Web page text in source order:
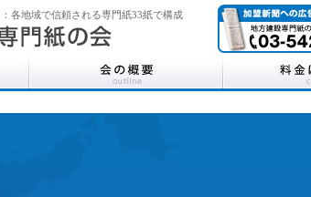
各地域で信頼される専門紙33紙で構成